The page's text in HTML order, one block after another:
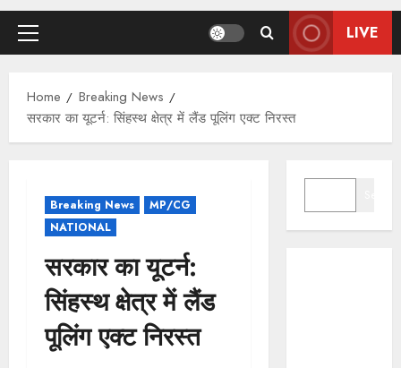
Primary
LIVE
Home
Breaking News
सरकार का यूटर्न: सिंहस्थ क्षेत्र में लैंड पूलिंग एक्ट निरस्त
Breaking News
MP/CG
NATIONAL
सरकार का यूटर्न:
सिंहस्थ क्षेत्र में लैंड
पूलिंग एक्ट निरस्त